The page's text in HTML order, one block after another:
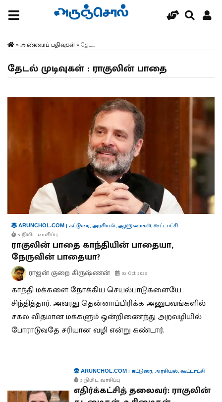
» அண்மைப் பதிவுகள்» தேட...
தேடல் முடிவுகள் : ராகுலின் பாதை
ARUNCHOL.COM | கட்டுரை,அரசியல்,ஆளுமைகள்,கூட்டாட்சி
5 நிமிட வாசிப்பு
ராகுலின் பாதை காந்தியின் பாதையா,
நேருவின் பாதையா?
ராஜன் குறை கிருஷ்ணன் 02 Oct 2023
காந்தி மக்களை நோக்கிய செயல்பாடுகளையே
சிந்தித்தார். அவரது தென்னாப்பிரிக்க அனுபவங்களில்
சகல விதமான மக்களும் ஒன்றிணைந்து அறவழியில்
போராடுவதே சரியான வழி என்று கண்டார்.
ARUNCHOL.COM| கட்டுரை,அரசியல்,கூட்டாட்சி
5 நிமிட வாசிப்பு
எதிர்க்கட்சித் தலைவர்: ராகுலின்